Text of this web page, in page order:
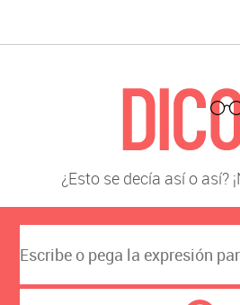
¿Esto se decía así o así?